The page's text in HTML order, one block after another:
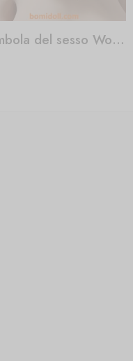
Bambola del sesso Wonderwoman